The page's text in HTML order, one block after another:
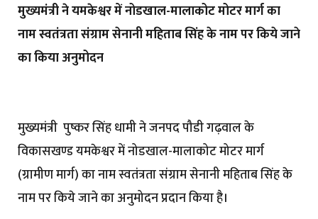
मुख्यमंत्री ने यमकेश्वर में नोडखाल-मालाकोट मोटर मार्ग का
नाम स्वतंत्रता संग्राम सेनानी महिताब सिंह के नाम पर किये जाने
का किया अनुमोदन
मुख्यमंत्री पुष्कर सिंह धामी ने जनपद पौडी गढ़वाल के
विकासखण्ड यमकेश्वर में नोडखाल-मालाकोट मोटर मार्ग
(ग्रामीण मार्ग) का नाम स्वतंत्रता संग्राम सेनानी महिताब सिंह के
नाम पर किये जाने का अनुमोदन प्रदान किया है।